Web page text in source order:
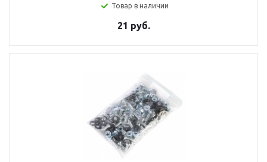
Товар в наличии
21 руб.